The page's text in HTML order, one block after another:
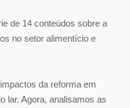
de 14 conteúdos sobre a
no setor alimentício e
da reforma em
lar. Agora, analisamos as